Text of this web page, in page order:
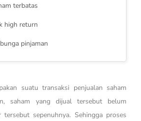
terbatas
high return
pinjaman
suatu transaksi penjualan saham
saham yang dijual tersebut belum
sepenuhnya. Sehingga proses